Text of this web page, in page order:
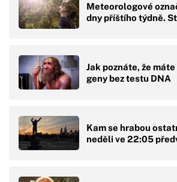
Meteorologové
dny příštího týdně.
Jak poznáte, že
geny bez testu DNA
Kam se hrabou
neděli ve 22:05